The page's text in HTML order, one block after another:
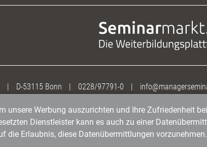
| D-53115 Bonn | 0228/97791-0 |
unsere Werbung auszurichten und Ihre Zufriedenheit
Dienstleister kann es auch zu einer
die Erlaubnis, diese Datenübermittlungen vorzunehmen.